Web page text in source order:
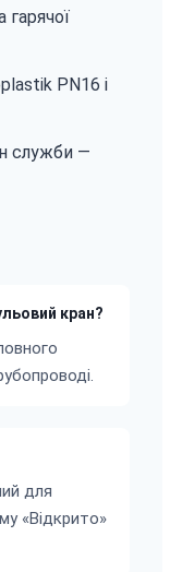
гарячої
PN16 і
служби —
кран?
для
«Відкрито»